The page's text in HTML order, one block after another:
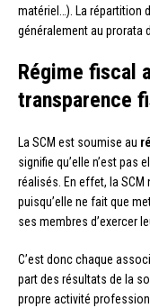
matériel…). La répartition
généralement au prorata
Régime fiscal
transparence
La SCM est soumise au
signifie qu’elle n’est pas
réalisés. En effet, la SCM
puisqu’elle ne fait que
ses membres d’exercer
C’est donc chaque
part des résultats de la
propre activité